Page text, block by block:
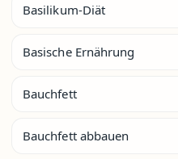
Basilikum-Diät
Basische Ernährung
Bauchfett
Bauchfett abbauen